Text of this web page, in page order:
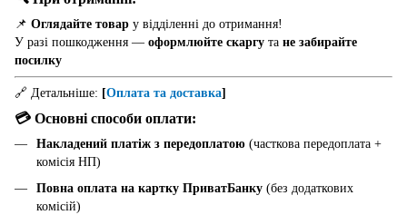
📌 Оглядайте товар у відділенні до отримання!
У разі пошкодження — оформлюйте скаргу та не забирайте
посилку
🔗 Детальніше: [Оплата та доставка]
💳 Основні способи оплати:
Накладений платіж з передоплатою (часткова передоплата +
комісія НП)
Повна оплата на картку ПриватБанку (без додаткових
комісій)